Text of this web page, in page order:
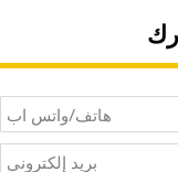
الأمامية السيراميك
أسعار الجملة